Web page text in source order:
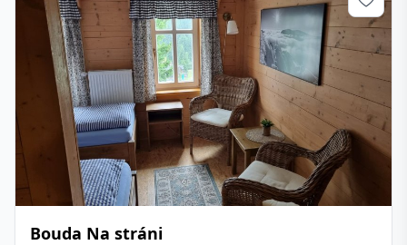
Bouda Na stráni